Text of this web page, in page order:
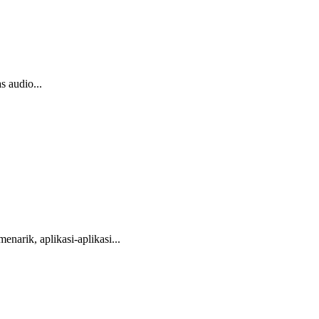
audio...
aplikasi-aplikasi...